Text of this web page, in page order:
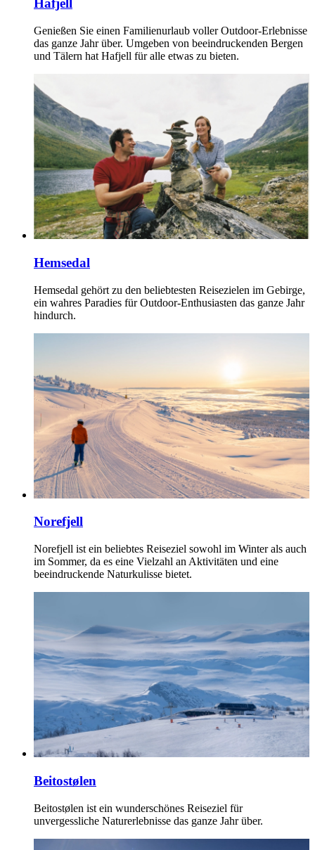
Hafjell
Genießen Sie einen Familienurlaub voller Outdoor‑Erlebnisse
das ganze Jahr über. Umgeben von beeindruckenden Bergen
und Tälern hat Hafjell für alle etwas zu bieten.
Hemsedal
Hemsedal gehört zu den beliebtesten Reisezielen im Gebirge,
ein wahres Paradies für Outdoor-Enthusiasten das ganze Jahr
hindurch.
Norefjell
Norefjell ist ein beliebtes Reiseziel sowohl im Winter als auch
im Sommer, da es eine Vielzahl an Aktivitäten und eine
beeindruckende Naturkulisse bietet.
Beitostølen
Beitostølen ist ein wunderschönes Reiseziel für
unvergessliche Naturerlebnisse das ganze Jahr über.